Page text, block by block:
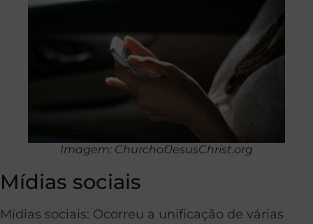
Imagem: ChurchofJesusChrist.org
Mídias sociais
Mídias sociais: Ocorreu a unificação de várias